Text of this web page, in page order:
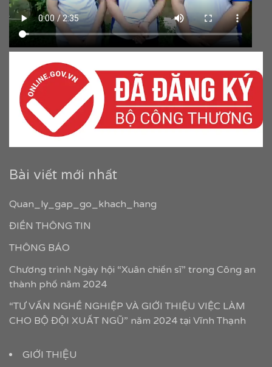
Bài viết mới nhất
Quan_ly_gap_go_khach_hang
ĐIỀN THÔNG TIN
THÔNG BÁO
Chương trình Ngày hội “Xuân chiến sĩ” trong Công an
thành phố năm 2024
“TƯ VẤN NGHỀ NGHIỆP VÀ GIỚI THIỆU VIỆC LÀM
CHO BỘ ĐỘI XUẤT NGŨ” năm 2024 tại Vĩnh Thạnh
GIỚI THIỆU